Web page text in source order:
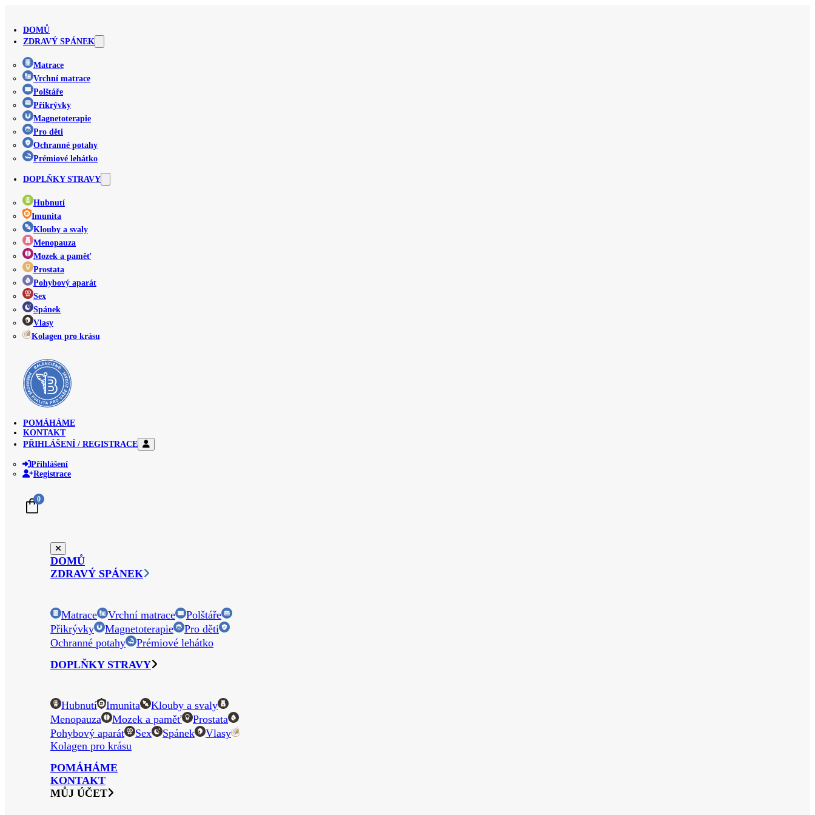
DOMŮ
ZDRAVÝ SPÁNEK
Matrace
Vrchní matrace
Polštáře
Přikrývky
Magnetoterapie
Pro děti
Ochranné potahy
Prémiové lehátko
DOPLŇKY STRAVY
Hubnutí
Imunita
Klouby a svaly
Menopauza
Mozek a paměť
Prostata
Pohybový aparát
Sex
Spánek
Vlasy
Kolagen pro krásu
POMÁHÁME
KONTAKT
PŘIHLÁŠENÍ / REGISTRACE
Přihlášení
Registrace
0
DOMŮ
ZDRAVÝ SPÁNEK
Matrace Vrchní matrace
Polštáře
Přikrývky
Magnetoterapie
Pro děti
Ochranné potahy
Prémiové lehátko
DOPLŇKY STRAVY
Hubnutí Imunita
Klouby a svaly
Menopauza
Mozek a paměť
Prostata
Pohybový aparát
Sex Spánek
Vlasy
Kolagen pro krásu
POMÁHÁME
KONTAKT
MŮJ ÚČET